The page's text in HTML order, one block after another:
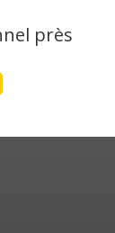
près